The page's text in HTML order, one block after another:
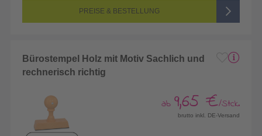
PREISE & BESTELLUNG
Bürostempel Holz mit Motiv Sachlich und
rechnerisch richtig
ab 9,65 €/Stck.
brutto inkl. DE-Versand